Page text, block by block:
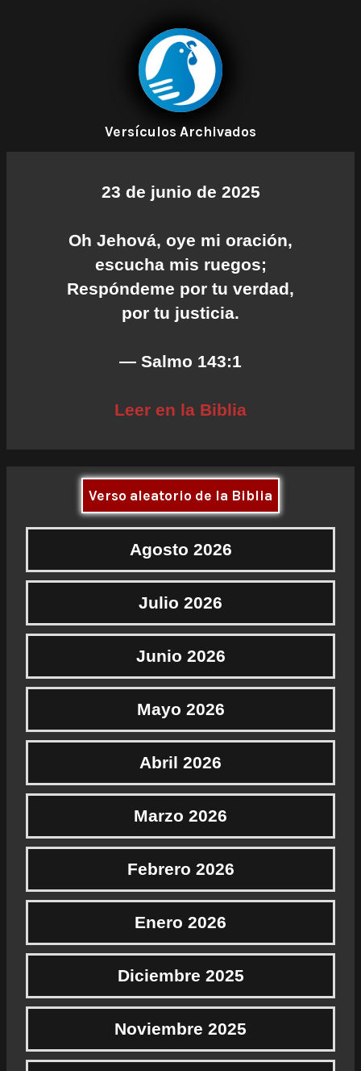
Versículos Archivados
23 de junio de 2025
Oh Jehová, oye mi oración,
escucha mis ruegos;
Respóndeme por tu verdad,
por tu justicia.
— Salmo 143:1
Leer en la Biblia
Verso aleatorio de la Biblia
Agosto 2026
Julio 2026
Junio 2026
Mayo 2026
Abril 2026
Marzo 2026
Febrero 2026
Enero 2026
Diciembre 2025
Noviembre 2025